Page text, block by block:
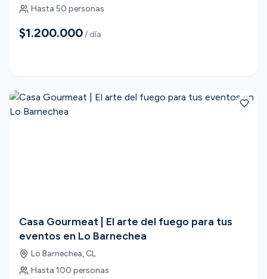
Hasta 50 personas
$1.200.000/ día
Casa Gourmeat | El arte del fuego para tus
eventos en Lo Barnechea
Lo Barnechea, CL
Hasta 100 personas